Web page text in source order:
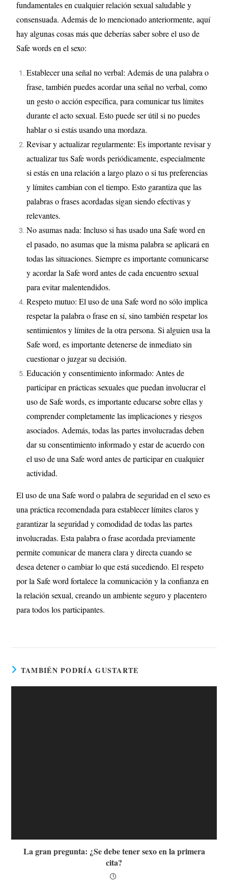
fundamentales en cualquier relación sexual saludable y
consensuada. Además de lo mencionado anteriormente, aquí
hay algunas cosas más que deberías saber sobre el uso de
Safe words en el sexo:
Establecer una señal no verbal: Además de una palabra o
frase, también puedes acordar una señal no verbal, como
un gesto o acción específica, para comunicar tus límites
durante el acto sexual. Esto puede ser útil si no puedes
hablar o si estás usando una mordaza.
Revisar y actualizar regularmente: Es importante revisar y
actualizar tus Safe words periódicamente, especialmente
si estás en una relación a largo plazo o si tus preferencias
y límites cambian con el tiempo. Esto garantiza que las
palabras o frases acordadas sigan siendo efectivas y
relevantes.
No asumas nada: Incluso si has usado una Safe word en
el pasado, no asumas que la misma palabra se aplicará en
todas las situaciones. Siempre es importante comunicarse
y acordar la Safe word antes de cada encuentro sexual
para evitar malentendidos.
Respeto mutuo: El uso de una Safe word no sólo implica
respetar la palabra o frase en sí, sino también respetar los
sentimientos y límites de la otra persona. Si alguien usa la
Safe word, es importante detenerse de inmediato sin
cuestionar o juzgar su decisión.
Educación y consentimiento informado: Antes de
participar en prácticas sexuales que puedan involucrar el
uso de Safe words, es importante educarse sobre ellas y
comprender completamente las implicaciones y riesgos
asociados. Además, todas las partes involucradas deben
dar su consentimiento informado y estar de acuerdo con
el uso de una Safe word antes de participar en cualquier
actividad.
El uso de una Safe word o palabra de seguridad en el sexo es
una práctica recomendada para establecer límites claros y
garantizar la seguridad y comodidad de todas las partes
involucradas. Esta palabra o frase acordada previamente
permite comunicar de manera clara y directa cuando se
desea detener o cambiar lo que está sucediendo. El respeto
por la Safe word fortalece la comunicación y la confianza en
la relación sexual, creando un ambiente seguro y placentero
para todos los participantes.
TAMBIÉN PODRÍA GUSTARTE
La gran pregunta: ¿Se debe tener sexo en la primera
cita?